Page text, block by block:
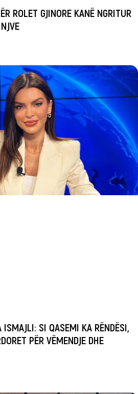
ROLET GJINORE KANË NGRITUR
SI QASEMI KA RËNDËSI,
PËR VËMENDJE DHE